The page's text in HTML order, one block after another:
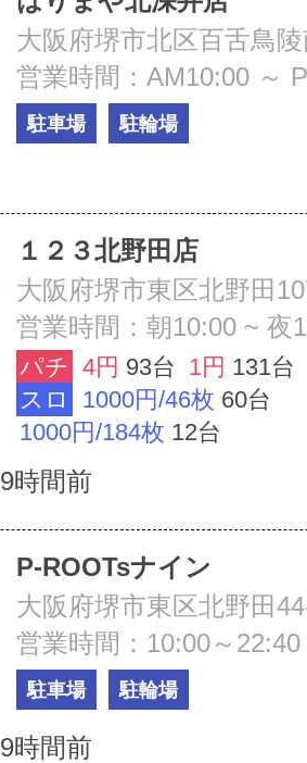
大阪府堺市北区百舌鳥
営業時間：AM10:00 ～
駐車場 駐輪場
１２３北野田店
大阪府堺市東区北野田
営業時間：朝10:00 ~ 夜
パチ 4円 93台 1円 131台
スロ
1000円/46枚 60台
1000円/184枚 12台
9時間前
P-ROOTsナイン
大阪府堺市東区北野田
営業時間：10:00～22:40
駐車場 駐輪場
9時間前